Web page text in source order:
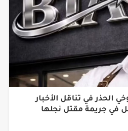
الحذر في تناقل الأخبار
في جريمة مقتل نجلها